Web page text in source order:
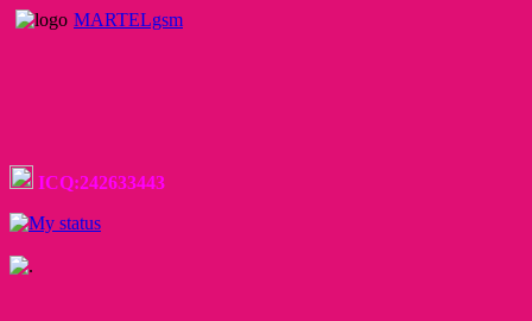
MARTELgsm
ICQ:242633443